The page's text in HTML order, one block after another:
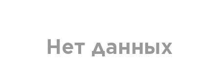
Нет данных